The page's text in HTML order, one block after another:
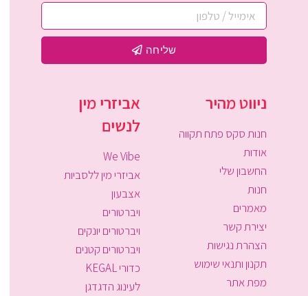
שליחה
ניווט מהיר
חנות סקס פתח תקווה
אודות
החשבון שלי
חנות
מאמרים
יצירת קשר
הצהרת נגישות
תקנון ותנאי שימוש
מפת אתר
אביזרי מין
לנשים
We Vibe
אביזרי מין ללסביות
אצבעון
ויברטורים
ויברטורים יונקים
ויברטורים קטנים
כדורי KEGAL
לעינוג הדגדגן